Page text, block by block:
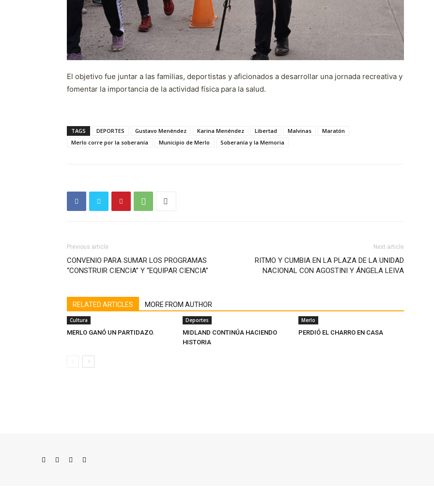
El objetivo fue juntar a las familias, deportistas y aficionados a desarrollar una jornada recreativa y
fomentar la importancia de la actividad física para la salud.
TAGS DEPORTES Gustavo Menéndez Karina Menéndez Libertad Malvinas
Maratón
Merlo corre por la soberanía
Municipio de Merlo Soberanía y la Memoria
Previous article
CONVENIO PARA SUMAR LOS PROGRAMAS
“CONSTRUIR CIENCIA” Y “EQUIPAR CIENCIA”
Next article
RITMO Y CUMBIA EN LA PLAZA DE LA UNIDAD
NACIONAL CON AGOSTINI Y ÁNGELA LEIVA
RELATED ARTICLES MORE FROM AUTHOR
Cultura
MERLO GANÓ UN PARTIDAZO.
Deportes
MIDLAND CONTINÚA HACIENDO
HISTORIA
Merlo
PERDIÓ EL CHARRO EN CASA